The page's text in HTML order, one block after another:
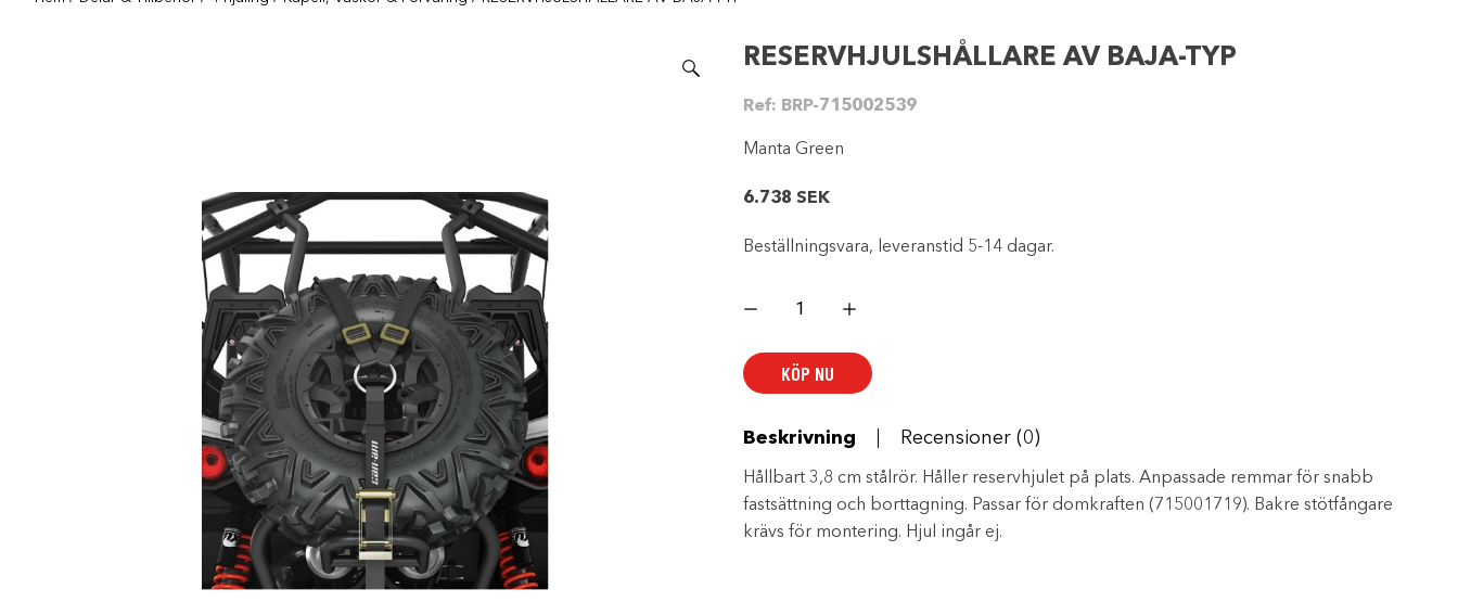
RESERVHJULSHÅLLARE AV BAJA-TYP
Ref: BRP-715002539
Manta Green
6.738 SEK
Beställningsvara, leveranstid 5-14 dagar.
AV
mängd
KÖP NU
Beskrivning Recensioner (0)
Hållbart 3,8 cm stålrör. Håller reservhjulet på plats. Anpassade remmar för snabb
fastsättning och borttagning. Passar för domkraften (715001719). Bakre stötfångare
krävs för montering. Hjul ingår ej.